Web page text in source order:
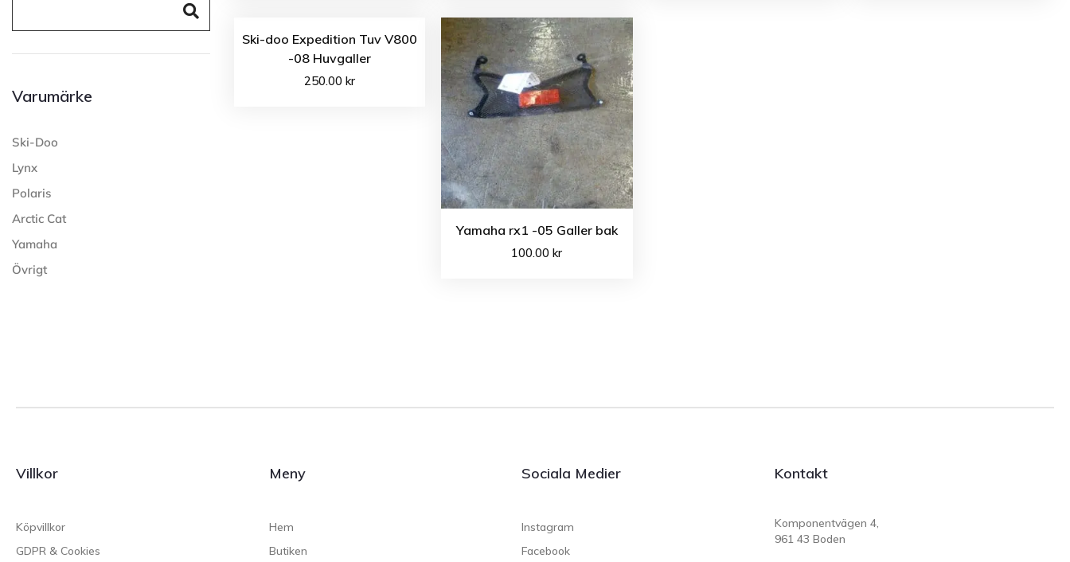
Varumärke
Ski-Doo
Lynx
Polaris
Arctic Cat
Yamaha
Övrigt
Ski-doo Expedition Tuv V800
-08 Huvgaller
250.00kr
Yamaha rx1 -05 Galler bak
100.00kr
Villkor
Köpvillkor
GDPR & Cookies
Meny
Hem
Butiken
Sociala Medier
Instagram
Facebook
Kontakt
Komponentvägen 4,
961 43 Boden